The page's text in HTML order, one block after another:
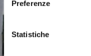
Preferenze
Statistiche